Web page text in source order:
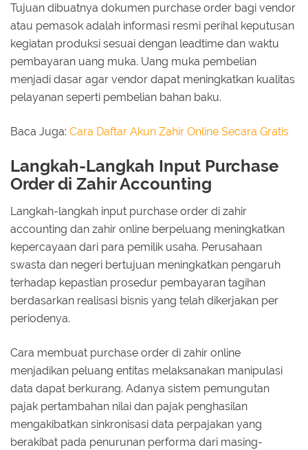
Tujuan dibuatnya dokumen purchase order bagi vendor
atau pemasok adalah informasi resmi perihal keputusan
kegiatan produksi sesuai dengan leadtime dan waktu
pembayaran uang muka. Uang muka pembelian
menjadi dasar agar vendor dapat meningkatkan kualitas
pelayanan seperti pembelian bahan baku.
Baca Juga: Cara Daftar Akun Zahir Online Secara Gratis
Langkah-Langkah Input Purchase
Order di Zahir Accounting
Langkah-langkah input purchase order di zahir
accounting dan zahir online berpeluang meningkatkan
kepercayaan dari para pemilik usaha. Perusahaan
swasta dan negeri bertujuan meningkatkan pengaruh
terhadap kepastian prosedur pembayaran tagihan
berdasarkan realisasi bisnis yang telah dikerjakan per
periodenya.
Cara membuat purchase order di zahir online
menjadikan peluang entitas melaksanakan manipulasi
data dapat berkurang. Adanya sistem pemungutan
pajak pertambahan nilai dan pajak penghasilan
mengakibatkan sinkronisasi data perpajakan yang
berakibat pada penurunan performa dari masing-